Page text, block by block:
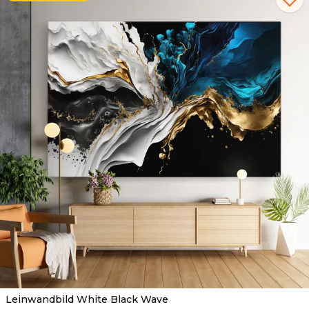
Leinwandbild White Black Wave